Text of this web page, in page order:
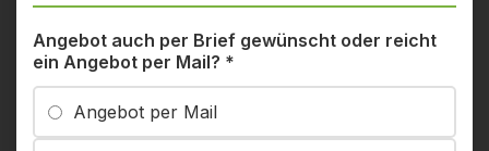
Angebot auch per Brief gewünscht oder reicht
ein Angebot per Mail? *
Angebot per Mail